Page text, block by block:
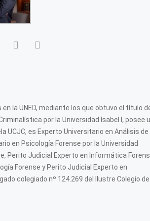
la UNED, mediante los que obtuvo el título
por la Universidad Isabel I, posee
UCJC, es Experto Universitario en Análisis de
en Psicología Forense por la Universidad
Perito Judicial Experto en Informática
Forense y Perito Judicial Experto en
colegiado nº 124.269 del Ilustre Colegio de